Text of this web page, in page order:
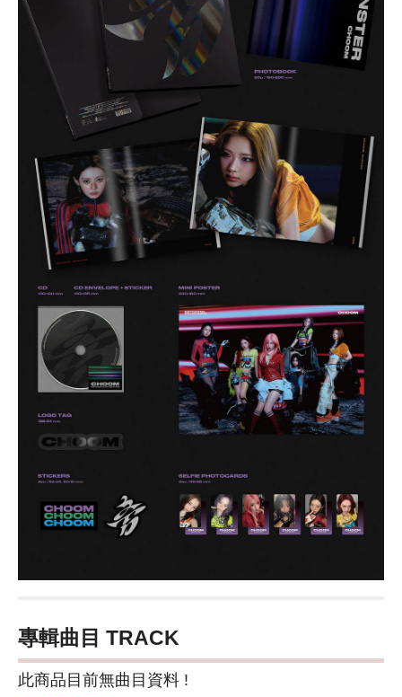
專輯曲目 TRACK
此商品目前無曲目資料 !